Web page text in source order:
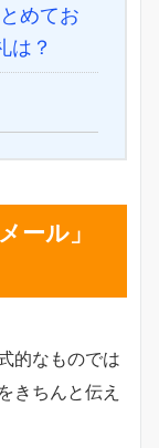
めてお
は？
ール」
的なものでは
きちんと伝え